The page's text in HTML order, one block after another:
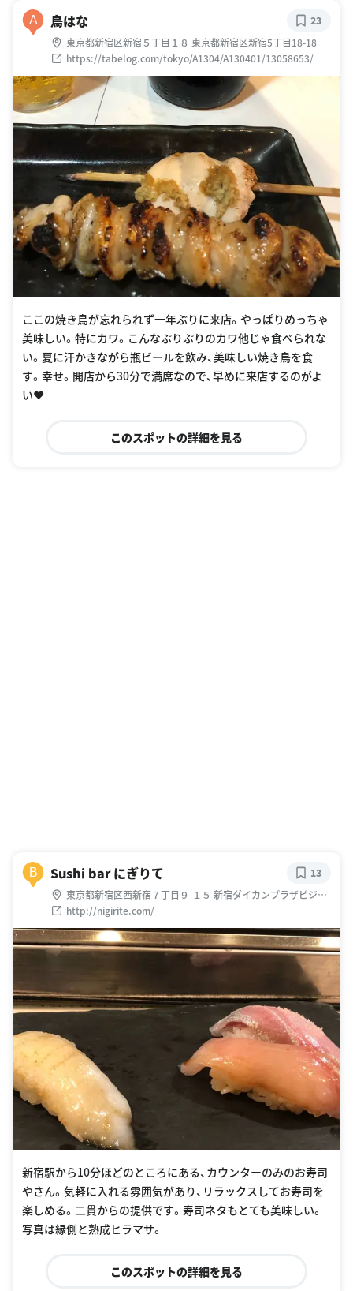
A 鳥はな
東京都新宿区新宿５丁目１８ 東京都新宿区新宿5丁目18-18
https://tabelog.com/tokyo/A1304/A130401/13058653/
23
ここの焼き鳥が忘れられず一年ぶりに来店。やっぱりめっちゃ
美味しい。特にカワ。こんなぷりぷりのカワ他じゃ食べられな
い。夏に汗かきながら瓶ビールを飲み、美味しい焼き鳥を食
す。幸せ。開店から30分で満席なので、早めに来店するのがよ
い❤︎
このスポットの詳細を見る
B Sushi bar にぎりて
東京都新宿区西新宿７丁目９-１５ 新宿ダイカンプラザビジネ
ス清田ビル 1F
http://nigirite.com/
13
新宿駅から10分ほどのところにある、カウンターのみのお寿司
やさん。気軽に入れる雰囲気があり、リラックスしてお寿司を
楽しめる。二貫からの提供です。寿司ネタもとても美味しい。
写真は縁側と熟成ヒラマサ。
このスポットの詳細を見る